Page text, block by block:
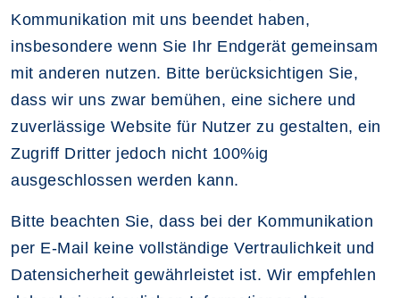
Kommunikation mit uns beendet haben,
insbesondere wenn Sie Ihr Endgerät gemeinsam
mit anderen nutzen. Bitte berücksichtigen Sie,
dass wir uns zwar bemühen, eine sichere und
zuverlässige Website für Nutzer zu gestalten, ein
Zugriff Dritter jedoch nicht 100%ig
ausgeschlossen werden kann.
Bitte beachten Sie, dass bei der Kommunikation
per E-Mail keine vollständige Vertraulichkeit und
Datensicherheit gewährleistet ist. Wir empfehlen